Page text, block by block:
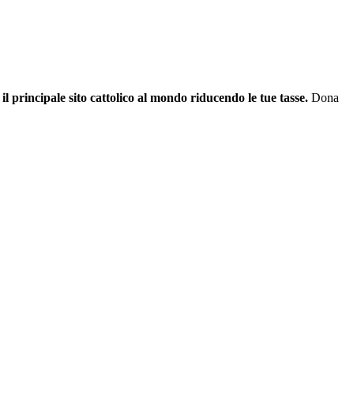
il principale sito cattolico al mondo riducendo le tue tasse. Dona